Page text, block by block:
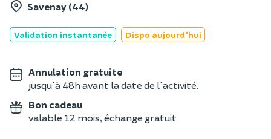
Savenay (44)
Validation instantanée Dispo aujourd'hui
Annulation gratuite
jusqu'à 48h avant la date de l'activité.
Bon cadeau
valable 12 mois, échange gratuit